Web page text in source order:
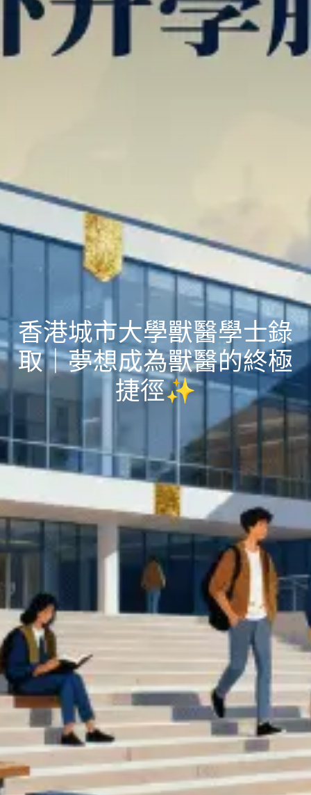
香港城市大學獸醫學士錄
取｜夢想成為獸醫的終極
捷徑✨